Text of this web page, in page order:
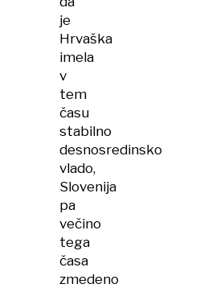
je
Hrvaška
imela
v
tem
času
stabilno
desnosredinsko
vlado,
Slovenija
pa
večino
tega
časa
zmedeno